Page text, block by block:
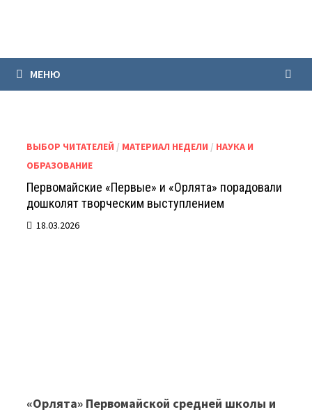
МЕНЮ
ВЫБОР ЧИТАТЕЛЕЙ / МАТЕРИАЛ НЕДЕЛИ / НАУКА И
ОБРАЗОВАНИЕ
Первомайские «Первые» и «Орлята» порадовали
дошколят творческим выступлением
18.03.2026
«Орлята» Первомайской средней школы и